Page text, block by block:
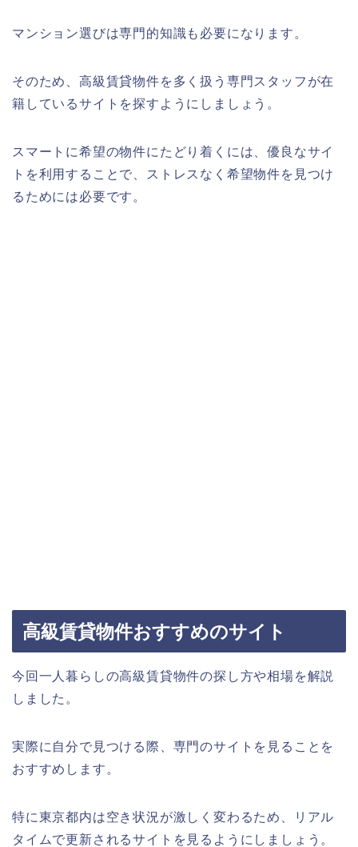
マンション選びは専門的知識も必要になります。
そのため、高級賃貸物件を多く扱う専門スタッフが在
籍しているサイトを探すようにしましょう。
スマートに希望の物件にたどり着くには、優良なサイ
トを利用することで、ストレスなく希望物件を見つけ
るためには必要です。
高級賃貸物件おすすめのサイト
今回一人暮らしの高級賃貸物件の探し方や相場を解説
しました。
実際に自分で見つける際、専門のサイトを見ることを
おすすめします。
特に東京都内は空き状況が激しく変わるため、リアル
タイムで更新されるサイトを見るようにしましょう。